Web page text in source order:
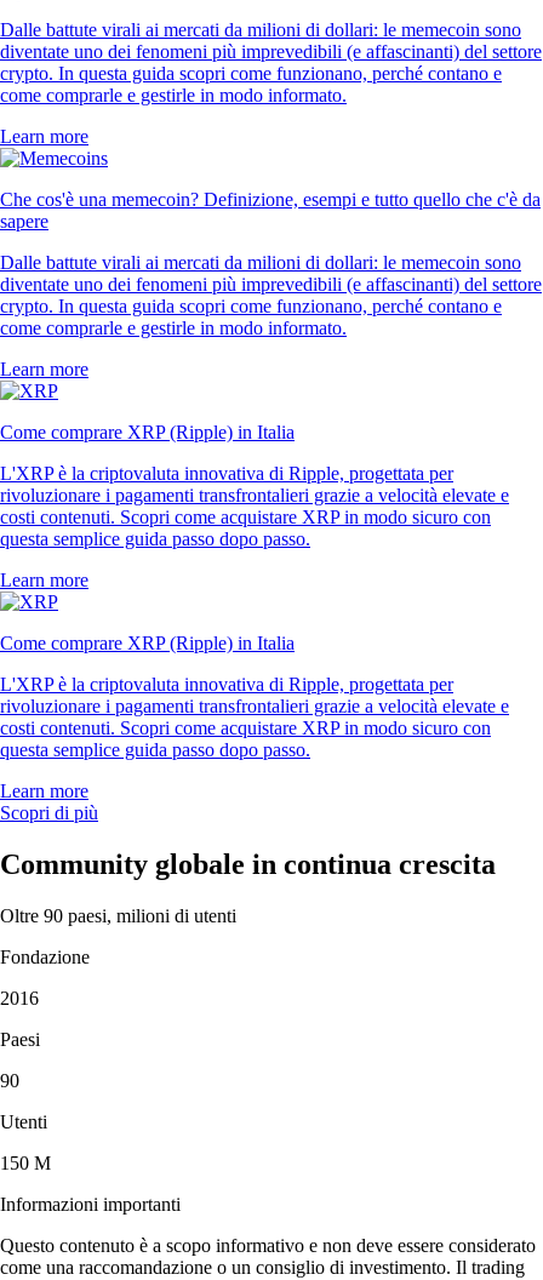
Dalle battute virali ai mercati da milioni di dollari: le memecoin sono
diventate uno dei fenomeni più imprevedibili (e affascinanti) del settore
crypto. In questa guida scopri come funzionano, perché contano e
come comprarle e gestirle in modo informato.
Learn more
Che cos'è una memecoin? Definizione, esempi e tutto quello che c'è da
sapere
Dalle battute virali ai mercati da milioni di dollari: le memecoin sono
diventate uno dei fenomeni più imprevedibili (e affascinanti) del settore
crypto. In questa guida scopri come funzionano, perché contano e
come comprarle e gestirle in modo informato.
Learn more
Come comprare XRP (Ripple) in Italia
L'XRP è la criptovaluta innovativa di Ripple, progettata per
rivoluzionare i pagamenti transfrontalieri grazie a velocità elevate e
costi contenuti. Scopri come acquistare XRP in modo sicuro con
questa semplice guida passo dopo passo.
Learn more
Come comprare XRP (Ripple) in Italia
L'XRP è la criptovaluta innovativa di Ripple, progettata per
rivoluzionare i pagamenti transfrontalieri grazie a velocità elevate e
costi contenuti. Scopri come acquistare XRP in modo sicuro con
questa semplice guida passo dopo passo.
Learn more
Scopri di più
Community globale in continua crescita
Oltre 90 paesi, milioni di utenti
Fondazione
2016
Paesi
90
Utenti
150 M
Informazioni importanti
Questo contenuto è a scopo informativo e non deve essere considerato
come una raccomandazione o un consiglio di investimento. Il trading